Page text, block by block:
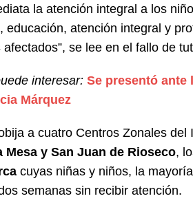
la atención integral a los
educación, atención integral y
se lee en el fallo de
interesar: Se presentó ante
Márquez
a cuatro Centros Zonales del
Mesa y San Juan de Rioseco,
cuyas niñas y niños, la
semanas sin recibir atención.